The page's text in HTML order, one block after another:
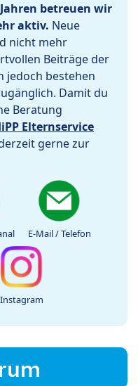
betreuen wir
aktiv. Neue
nicht mehr
Beiträge der
jedoch bestehen
Damit du
Beratung
Elternservice
gerne zur
E-Mail / Telefon
Instagram